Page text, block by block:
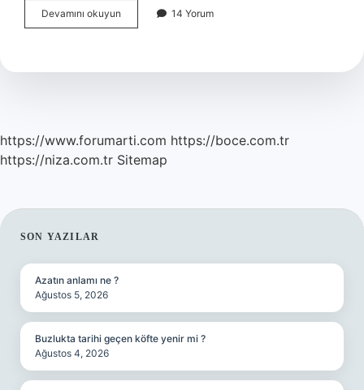
Devamını okuyun
ne
?
14 Yorum
https://www.forumarti.com https://boce.com.tr
https://niza.com.tr Sitemap
SIDEBAR
SON YAZILAR
Azatın anlamı ne ?
Ağustos 5, 2026
Buzlukta tarihi geçen köfte yenir mi ?
Ağustos 4, 2026